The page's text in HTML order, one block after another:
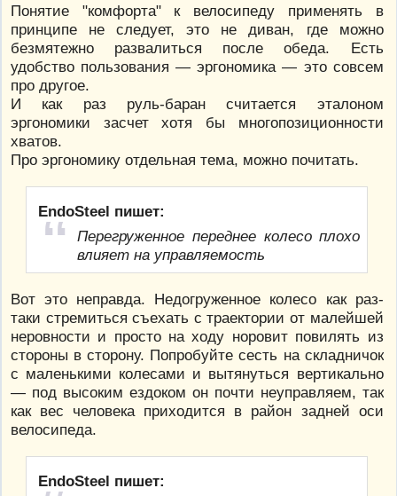
Понятие "комфорта" к велосипеду применять в
принципе не следует, это не диван, где можно
безмятежно развалиться после обеда. Есть
удобство пользования — эргономика — это совсем
про другое.
И как раз руль-баран считается эталоном
эргономики засчет хотя бы многопозиционности
хватов.
Про эргономику отдельная тема, можно почитать.
EndoSteel пишет:
Перегруженное переднее колесо плохо
влияет на управляемость
Вот это неправда. Недогруженное колесо как раз-
таки стремиться съехать с траектории от малейшей
неровности и просто на ходу норовит повилять из
стороны в сторону. Попробуйте сесть на складничок
с маленькими колесами и вытянуться вертикально
— под высоким ездоком он почти неуправляем, так
как вес человека приходится в район задней оси
велосипеда.
EndoSteel пишет: